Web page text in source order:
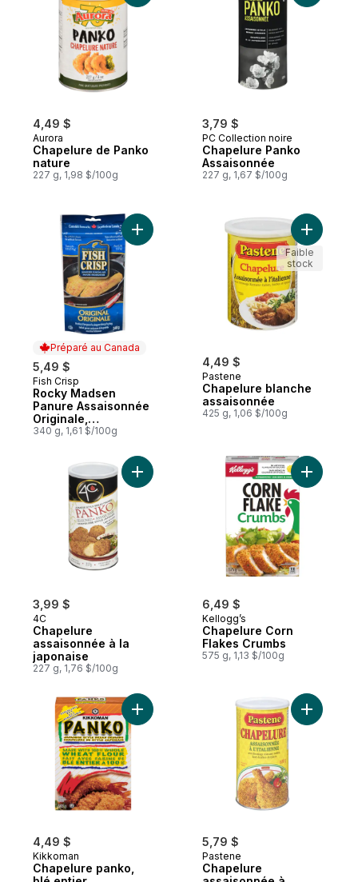
4,49 $
Aurora
Chapelure de Panko
nature
227 g, 1,98 $/100g
3,79 $
PC Collection noire
Chapelure Panko
Assaisonnée
227 g, 1,67 $/100g
Préparé au Canada
5,49 $
Préparé au Canada
Fish Crisp
Rocky Madsen
Panure Assaisonnée
Originale,
Croustillant De
340 g, 1,61 $/100g
Ajouter Rocky Madsen Panure
4,49 $
Pastene
Chapelure blanche
assaisonnée
425 g, 1,06 $/100g
Ajouter
Faible
stock
3,99 $
4C
Chapelure
assaisonnée à la
japonaise
227 g, 1,76 $/100g
Ajouter Chapelure assaisonnée à la
6,49 $
Kellogg’s
Chapelure Corn
Flakes Crumbs
575 g, 1,13 $/100g
Ajouter
4,49 $
Kikkoman
Chapelure panko,
Ajouter Chapelure panko, blé entier au
5,79 $
Pastene
Chapelure
Ajouter